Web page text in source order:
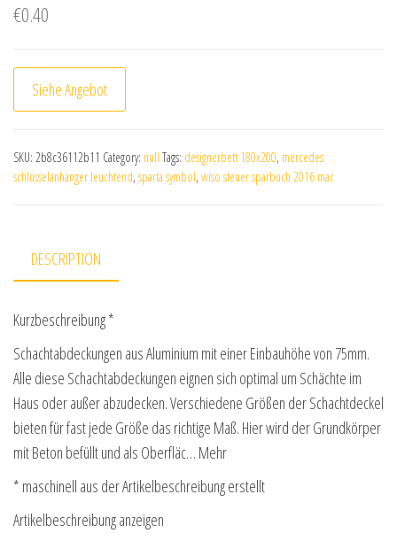
€0.40
Siehe Angebot
SKU: 2b8c36112b11 Category: null Tags: designerbett 180x200, mercedes
schlüsselanhänger leuchtend, sparta symbol, wiso steuer sparbuch 2016 mac
DESCRIPTION
Kurzbeschreibung *
Schachtabdeckungen aus Aluminium mit einer Einbauhöhe von 75mm.
Alle diese Schachtabdeckungen eignen sich optimal um Schächte im
Haus oder außer abzudecken. Verschiedene Größen der Schachtdeckel
bieten für fast jede Größe das richtige Maß. Hier wird der Grundkörper
mit Beton befüllt und als Oberfläc… Mehr
* maschinell aus der Artikelbeschreibung erstellt
Artikelbeschreibung anzeigen